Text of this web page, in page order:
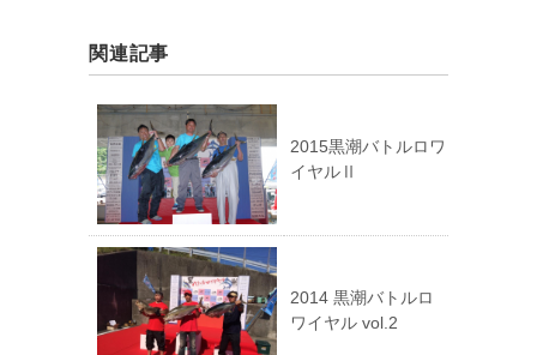
関連記事
2015黒潮バトルロワ
イヤルⅡ
2014 黒潮バトルロ
ワイヤル vol.2